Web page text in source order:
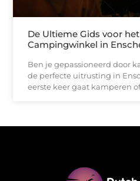
De Ultieme Gids voor
Campingwinkel in
Ben je gepassioneerd door
de perfecte uitrusting in
eerste keer gaat kamperen